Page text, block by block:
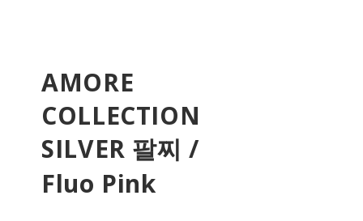
AMORE
COLLECTION
SILVER 팔찌 /
Fluo Pink